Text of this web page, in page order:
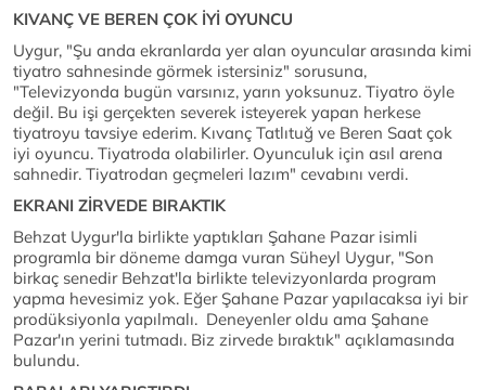
KIVANÇ VE BEREN ÇOK İYİ OYUNCU
Uygur, "Şu anda ekranlarda yer alan oyuncular arasında kimi
tiyatro sahnesinde görmek istersiniz" sorusuna,
"Televizyonda bugün varsınız, yarın yoksunuz. Tiyatro öyle
değil. Bu işi gerçekten severek isteyerek yapan herkese
tiyatroyu tavsiye ederim. Kıvanç Tatlıtuğ ve Beren Saat çok
iyi oyuncu. Tiyatroda olabilirler. Oyunculuk için asıl arena
sahnedir. Tiyatrodan geçmeleri lazım" cevabını verdi.
EKRANI ZİRVEDE BIRAKTIK
Behzat Uygur'la birlikte yaptıkları Şahane Pazar isimli
programla bir döneme damga vuran Süheyl Uygur, "Son
birkaç senedir Behzat'la birlikte televizyonlarda program
yapma hevesimiz yok. Eğer Şahane Pazar yapılacaksa iyi bir
prodüksiyonla yapılmalı. Deneyenler oldu ama Şahane
Pazar'ın yerini tutmadı. Biz zirvede bıraktık" açıklamasında
bulundu.